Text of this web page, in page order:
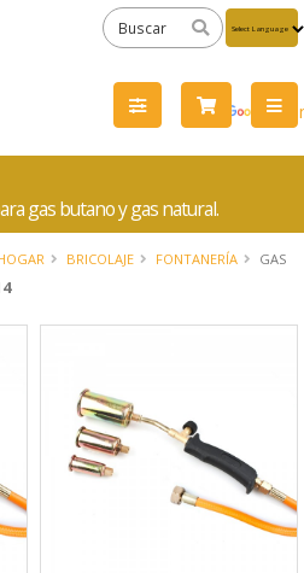
by
gas butano y gas natural.
BRICOLAJE FONTANERÍA GAS